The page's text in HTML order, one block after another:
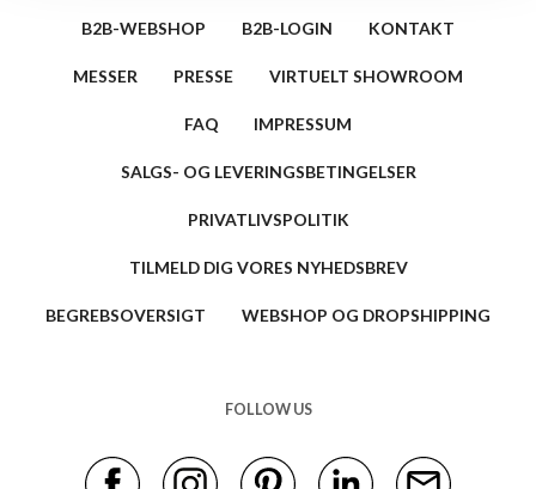
B2B-WEBSHOP B2B-LOGIN KONTAKT
MESSER PRESSE VIRTUELT SHOWROOM
FAQ IMPRESSUM
SALGS- OG LEVERINGSBETINGELSER
PRIVATLIVSPOLITIK
TILMELD DIG VORES NYHEDSBREV
BEGREBSOVERSIGT WEBSHOP OG DROPSHIPPING
FOLLOW US